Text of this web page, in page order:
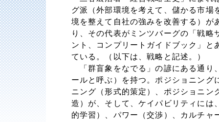
グ派（外部環境を考えて、儲かる市
境を整えて自社の強みを改善する）が
り、その代表がミンツバーグの「戦
ント、コンプリートガイドブック」
ている。（以下は、戦略と記述。）
「群盲象をなでる」の諺にある通り
ールと呼ぶ）を持つ。ポジショニン
ニング（形式的策定）、ポジショニ
造）が、そして、ケイパビリティには
的学習）、パワー（交渉）、カルチ